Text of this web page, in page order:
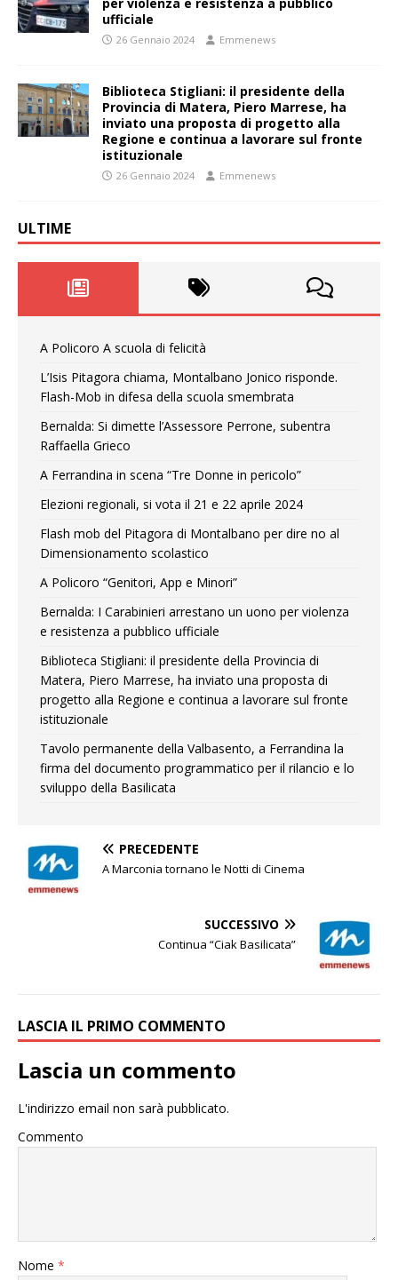
ufficiale
26 Gennaio 2024 Emmenews
Biblioteca Stigliani: il presidente della
Provincia di Matera, Piero Marrese, ha
inviato una proposta di progetto alla
Regione e continua a lavorare sul fronte
istituzionale
26 Gennaio 2024 Emmenews
ULTIME
A Policoro A scuola di felicità
L’Isis Pitagora chiama, Montalbano Jonico risponde.
Flash-Mob in difesa della scuola smembrata
Bernalda: Si dimette l’Assessore Perrone, subentra
Raffaella Grieco
A Ferrandina in scena “Tre Donne in pericolo”
Elezioni regionali, si vota il 21 e 22 aprile 2024
Flash mob del Pitagora di Montalbano per dire no al
Dimensionamento scolastico
A Policoro “Genitori, App e Minori”
Bernalda: I Carabinieri arrestano un uono per violenza
e resistenza a pubblico ufficiale
Biblioteca Stigliani: il presidente della Provincia di
Matera, Piero Marrese, ha inviato una proposta di
progetto alla Regione e continua a lavorare sul fronte
istituzionale
Tavolo permanente della Valbasento, a Ferrandina la
firma del documento programmatico per il rilancio e lo
sviluppo della Basilicata
PRECEDENTE
A Marconia tornano le Notti di Cinema
SUCCESSIVO
Continua “Ciak Basilicata”
LASCIA IL PRIMO COMMENTO
Lascia un commento
L'indirizzo email non sarà pubblicato.
Commento
Nome *